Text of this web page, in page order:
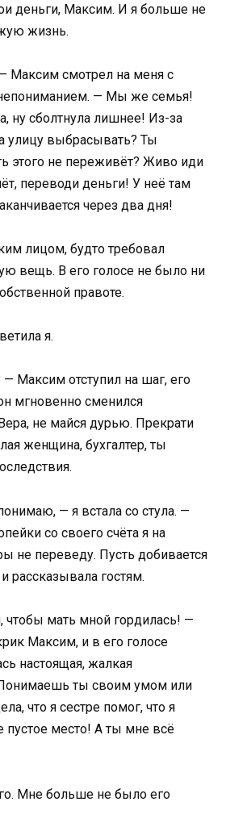
деньги, Максим. И я больше не
жизнь.
Максим смотрел на меня с
— Мы же семья!
ну сболтнула лишнее! Из-за
улицу выбрасывать? Ты
этого не переживёт? Живо иди
переводи деньги! У неё там
через два дня!
лицом, будто требовал
вещь. В его голосе не было ни
правоте.
я.
— Максим отступил на шаг, его
мгновенно сменился
не майся дурью. Прекрати
женщина, бухгалтер, ты
— я встала со стула. —
со своего счёта я на
не переведу. Пусть добивается
рассказывала гостям.
чтобы мать мной гордилась! —
Максим, и в его голосе
настоящая, жалкая
ты своим умом или
что я сестре помог, что я
пустое место! А ты мне всё
Мне больше не было его